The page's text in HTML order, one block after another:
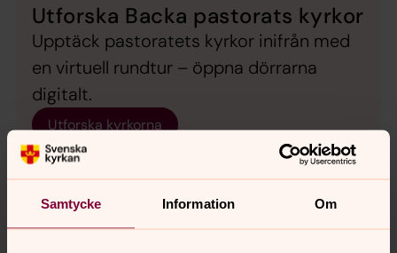
Samtycke Information Om
Utforska Backa pastorats kyrkor
Upptäck pastoratets kyrkor inifrån med
en virtuell rundtur – öppna dörrarna
digitalt.
Utforska kyrkorna